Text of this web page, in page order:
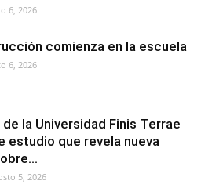
6, 2026
comienza en la escuela
6, 2026
la Universidad Finis Terrae
estudio que revela nueva
5, 2026